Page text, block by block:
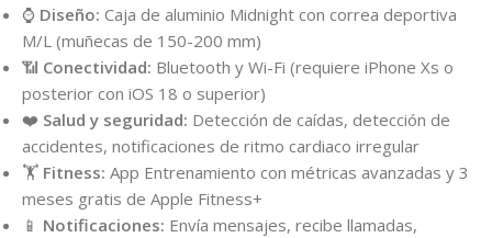
⌚ Diseño: Caja de aluminio Midnight con correa deportiva
M/L (muñecas de 150-200 mm)
📶 Conectividad: Bluetooth y Wi-Fi (requiere iPhone Xs o
posterior con iOS 18 o superior)
❤️ Salud y seguridad: Detección de caídas, detección de
accidentes, notificaciones de ritmo cardiaco irregular
🏋️ Fitness: App Entrenamiento con métricas avanzadas y 3
meses gratis de Apple Fitness+
📱 Notificaciones: Envía mensajes, recibe llamadas,